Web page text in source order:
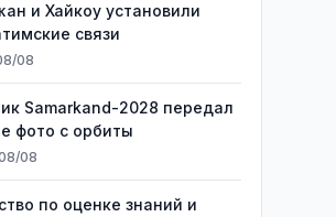
и Хайкоу установили
связи
08
Samarkand-2028 передал
фото с орбиты
08
по оценке знаний и